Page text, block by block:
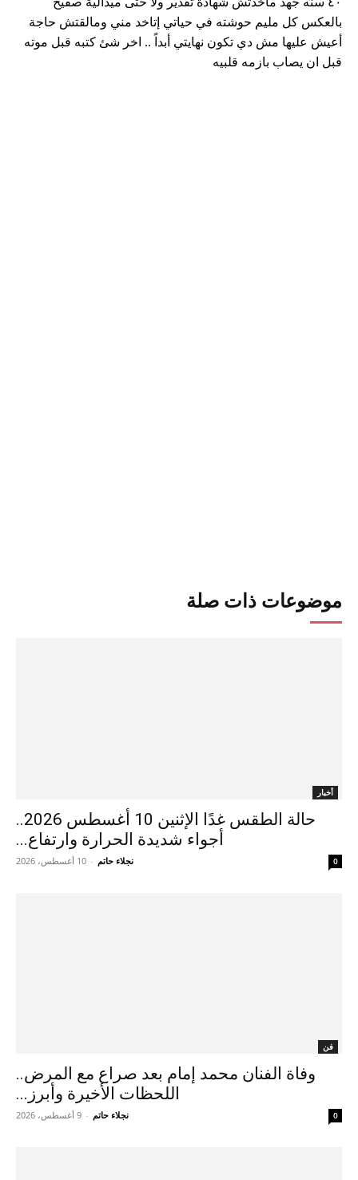
بالعكس كل مليم حوشته في حياتي إتاخد مني ومالقتش حاجة
أعيش عليها مش دي تكون نهايتي أبداً .. اخر شئ كتبه قبل موته
قبل ان يصاب بازمه قلبيه
موضوعات ذات صلة
أخبار
حالة الطقس غدًا الإثنين 10 أغسطس 2026..
أجواء شديدة الحرارة وارتفاع...
نجلاء حاتم - 10 أغسطس، 2026 0
فن
وفاة الفنان محمد إمام بعد صراع مع المرض..
اللحظات الأخيرة وأبرز...
نجلاء حاتم - 9 أغسطس، 2026 0